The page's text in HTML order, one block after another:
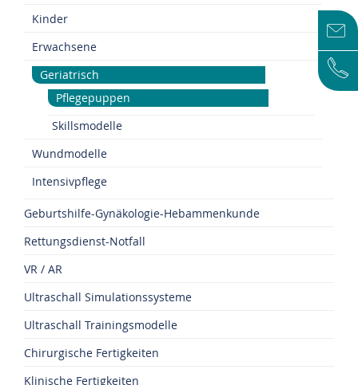
Kinder
Erwachsene
Geriatrisch
Pflegepuppen
Skillsmodelle
Wundmodelle
Intensivpflege
Geburtshilfe-Gynäkologie-Hebammenkunde
Rettungsdienst-Notfall
VR / AR
Ultraschall Simulationssysteme
Ultraschall Trainingsmodelle
Chirurgische Fertigkeiten
Klinische Fertigkeiten